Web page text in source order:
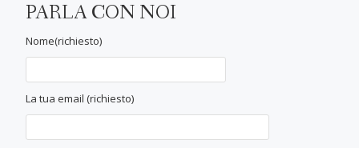
PARLA CON NOI
Nome(richiesto)
La tua email (richiesto)